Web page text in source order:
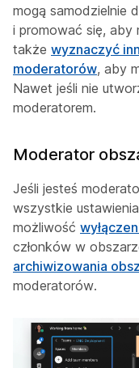
mogą samodzielnie
i promować się,
także wyznaczyć
moderatorów, aby
Nawet jeśli nie
moderatorem.
Moderator
Jeśli jesteś
wszystkie
możliwość
członków w
archiwizowania
moderatorów.